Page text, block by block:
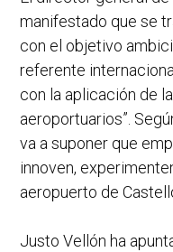
manifestado que se
con el objetivo
referente
con la aplicación de
aeroportuarios”.
va a suponer que
innoven,
aeropuerto de
Justo Vellón ha